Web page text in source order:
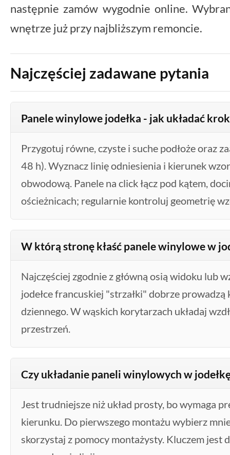
następnie zamów wygodnie online.
wnętrze już przy najbliższym remoncie.
Najczęściej zadawane pytania
Panele winylowe jodełka - jak układać
Przygotuj równe, czyste i suche podłoże oraz
48 h). Wyznacz linię odniesienia i kierunek
obwodową. Panele na click łącz pod kątem,
ościeżnicach; regularnie kontroluj geometrię
W którą stronę kłaść panele winylowe w
Najczęściej zgodnie z główną osią widoku lub
jodełce francuskiej "strzałki" dobrze
dziennego. W wąskich korytarzach układaj
przestrzeń.
Czy układanie paneli winylowych w
Jest trudniejsze niż układ prosty, bo wymaga
kierunku. Do pierwszego montażu wybierz
skorzystaj z pomocy montażysty. Kluczem jest